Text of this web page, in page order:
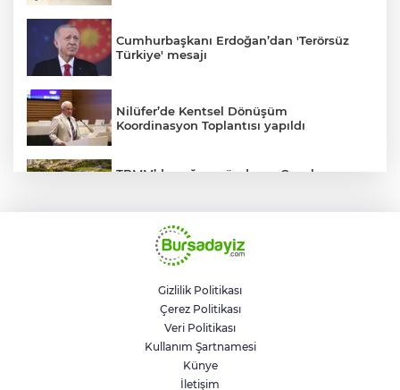
Cumhurbaşkanı Erdoğan’dan 'Terörsüz
Türkiye' mesajı
Nilüfer’de Kentsel Dönüşüm
Koordinasyon Toplantısı yapıldı
TBMM’de yoğun gündem... Çocuk
BUSKİ'den su tarifeleri açıklaması... Aylık
güncelleme yeni zam uygulaması değil
Geleceğin milli kaykaycıları
Osmangazi’de yarışıyor
Gizlilik Politikası
Çerez Politikası
Veri Politikası
Kullanım Şartnamesi
Künye
İletişim